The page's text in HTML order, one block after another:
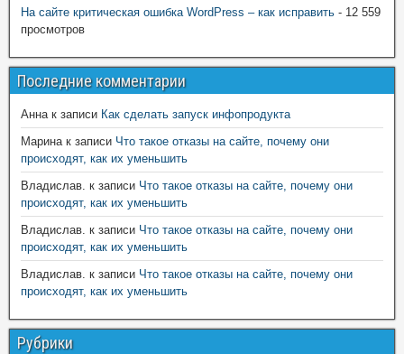
На сайте критическая ошибка WordPress – как исправить - 12 559
просмотров
Последние комментарии
Аннак записи Как сделать запуск инфопродукта
Маринак записи Что такое отказы на сайте, почему они
происходят, как их уменьшить
Владислав. к записи Что такое отказы на сайте, почему они
происходят, как их уменьшить
Владислав. к записи Что такое отказы на сайте, почему они
происходят, как их уменьшить
Владислав. к записи Что такое отказы на сайте, почему они
происходят, как их уменьшить
Рубрики